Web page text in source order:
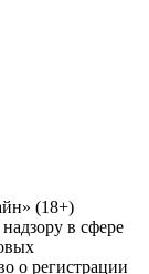
(18+)
в сфере
о регистрации